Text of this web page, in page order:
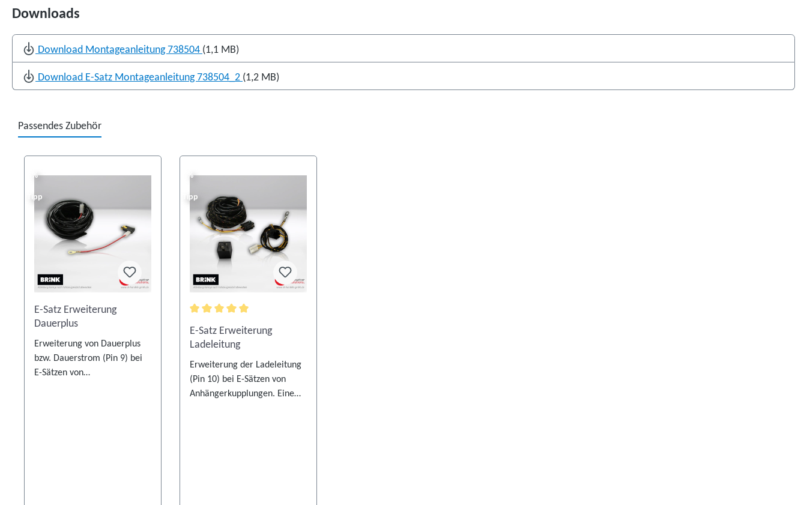
Downloads
Download Montageanleitung 738504 (1,1 MB)
Download E-Satz Montageanleitung 738504_2 (1,2 MB)
Passendes Zubehör
Produktgalerie überspringen
%
%
Tipp
E-Satz Erweiterung
Dauerplus
Erweiterung von Dauerplus
bzw. Dauerstrom (Pin 9) bei
E-Sätzen von
%
%
Tipp
Durchschnittliche Bewertung von 5 von 5 Sternen
E-Satz Erweiterung
Ladeleitung
Erweiterung der Ladeleitung
(Pin 10) bei E-Sätzen von
Anhängerkupplungen. Eine